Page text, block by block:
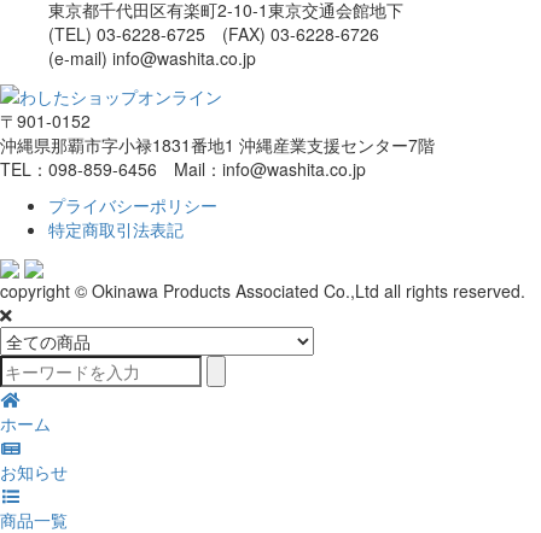
東京都千代田区有楽町2-10-1東京交通会館地下
(TEL) 03-6228-6725 (FAX) 03-6228-6726
(e-mail) info@washita.co.jp
〒901-0152
沖縄県那覇市字小禄1831番地1 沖縄産業支援センター7階
TEL：098-859-6456 Mail：info@washita.co.jp
プライバシーポリシー
特定商取引法表記
copyright © Okinawa Products Associated Co.,Ltd all rights reserved.
ホーム
お知らせ
商品一覧